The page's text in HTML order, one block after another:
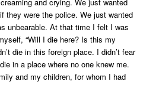
they were the police. We just wanted
unbearable. At that time I felt I was
“Will I die here? Is this my
die in this foreign place. I didn’t fear
in a place where no one knew me.
and my children, for whom I had